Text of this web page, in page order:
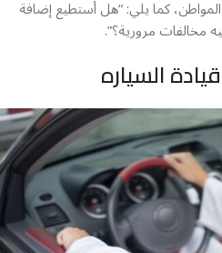
كما يلي: “هل أستطيع إضافة
مرورية؟”.
السياره